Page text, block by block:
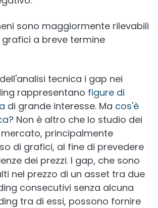
sono maggiormente rilevabili
grafici a breve termine
tecnica i gap nei
rappresentano figure di
di grande interesse. Ma cos'è
? Non è altro che lo studio dei
principalmente
di grafici, al fine di prevedere
dei prezzi. I gap, che sono
nel prezzo di un asset tra due
consecutivi senza alcuna
tra di essi, possono fornire